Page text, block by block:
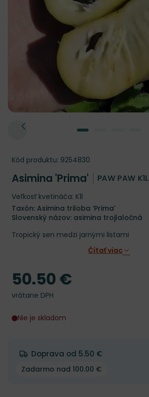
Kód produktu: 9254830
Asimina 'Prima' PAW PAW K1L
Veľkosť kvetináča: K1l
Taxón: Asimina triloba ‘Prima'
Slovenský názov: asimina trojlaločná
Tropický sen medzi jarnými listami
Čítať viac
Cena
50.50 €
vrátane DPH
Nie je skladom
Doprava od 5.50 €
Zadarmo nad 100.00 €